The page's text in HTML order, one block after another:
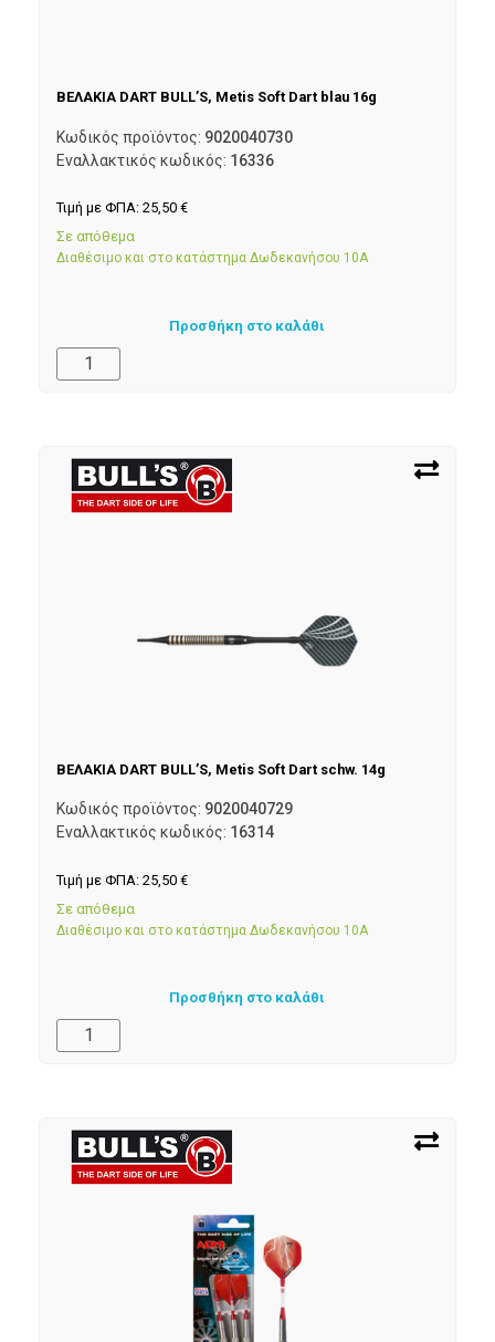
ΒΕΛΑΚΙΑ DART BULL’S, Metis Soft Dart blau 16g
Κωδικός προϊόντος: 9020040730
Εναλλακτικός κωδικός: 16336
Τιμή με ΦΠΑ: 25,50 €
Σε απόθεμα
Διαθέσιμο και στο κατάστημα Δωδεκανήσου 10Α
Προσθήκη στο καλάθι
ΒΕΛΑΚΙΑ DART BULL’S, Metis Soft Dart schw. 14g
Κωδικός προϊόντος: 9020040729
Εναλλακτικός κωδικός: 16314
Τιμή με ΦΠΑ: 25,50 €
Σε απόθεμα
Διαθέσιμο και στο κατάστημα Δωδεκανήσου 10Α
Προσθήκη στο καλάθι